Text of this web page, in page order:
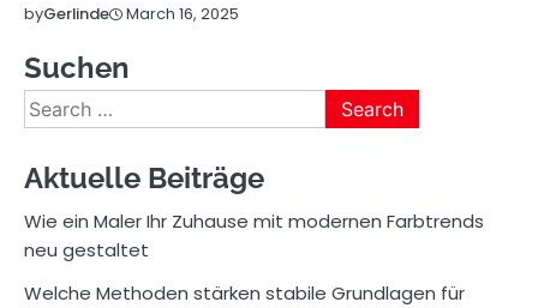
byGerlinde March 16, 2025
Suchen
Search
for:
Aktuelle Beiträge
Wie ein Maler Ihr Zuhause mit modernen Farbtrends
neu gestaltet
Welche Methoden stärken stabile Grundlagen für